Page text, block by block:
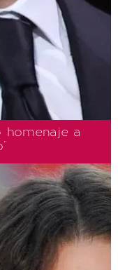
homenaje a